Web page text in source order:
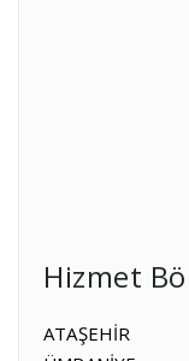
Hizmet
ATAŞEHİR